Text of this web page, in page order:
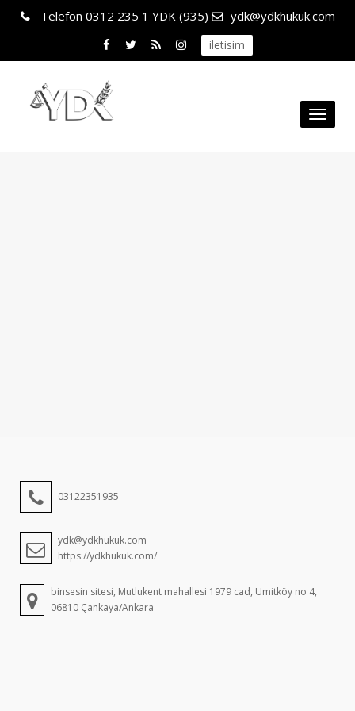
Telefon 0312 235 1 YDK (935) ydk@ydkhukuk.com
iletisim
Toggle
03122351935
ydk@ydkhukuk.com
https://ydkhukuk.com/
binsesin sitesi, Mutlukent mahallesi 1979 cad, Ümitköy no 4,
06810 Çankaya/Ankara